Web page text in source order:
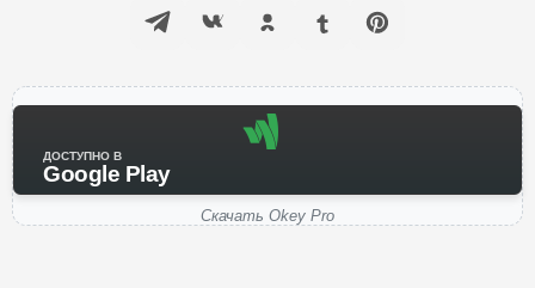
ДОСТУПНО В
Google Play
Скачать Okey Pro